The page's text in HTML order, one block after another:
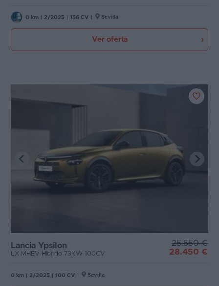
0 km 2/2025 156 CV Sevilla
Ver oferta
Lancia Ypsilon
LX MHEV Hibrido 73KW 100CV
25.550 €
28.450 €
0 km 2/2025 100 CV Sevilla